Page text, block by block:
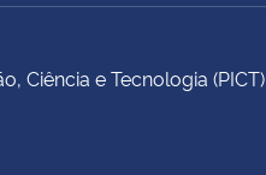
Ciência e Tecnologia (PICT)